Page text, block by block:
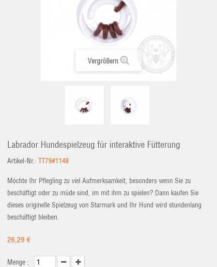
Vergrößern
Labrador Hundespielzeug für interaktive Fütterung
Artikel-Nr.: TT79#1148
Möchte Ihr Pflegling zu viel Aufmerksamkeit, besonders wenn Sie zu
beschäftigt oder zu müde sind, im mit ihm zu spielen? Dann kaufen Sie
dieses originelle Spielzeug von Starmark und Ihr Hund wird stundenlang
beschäftigt bleiben.
26,29 €
Menge :